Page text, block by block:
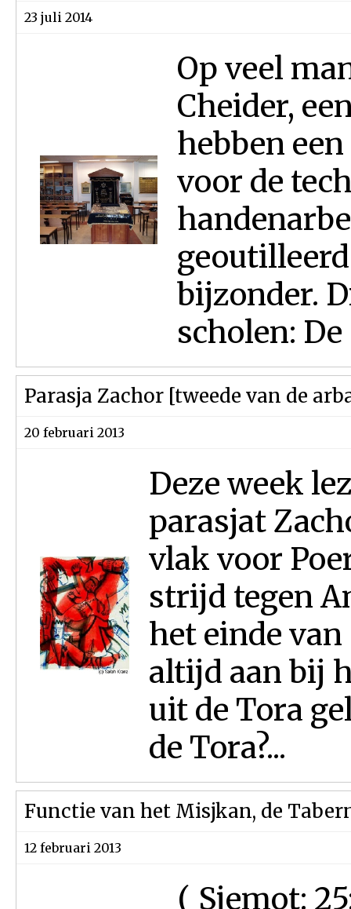
23 juli 2014
Op veel
Cheider,
hebben
voor de
bijzonder.
scholen: De
Parasja Zachor [tweede van de
20 februari 2013
Deze week
parasjat
vlak voor
strijd tegen
het einde
altijd aan bij
uit de Tora
de Tora?...
Functie van het Misjkan, de
12 februari 2013
( Sjemot: